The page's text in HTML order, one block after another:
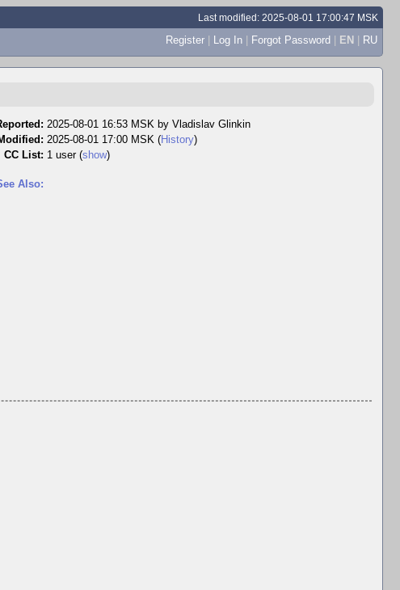
Last modified: 2025-08-01 17:00:47 MSK
Register | Log In | Forgot Password | EN | RU
2025-08-01 16:53 MSK by Vladislav Glinkin
2025-08-01 17:00 MSK (History)
CC List: 1 user (show)
Also: